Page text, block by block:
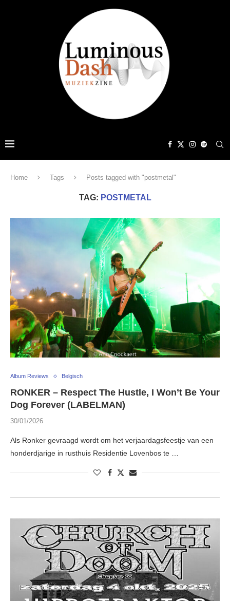
Home Tags Posts tagged with "postmetal"
TAG: POSTMETAL
Album Reviews Belgisch
RONKER – Respect The Hustle, I Won’t Be Your
Dog Forever (LABELMAN)
30/01/2026
Als Ronker gevraagd wordt om het verjaardagsfeestje van een
honderdjarige in rusthuis Residentie Lovenbos te …